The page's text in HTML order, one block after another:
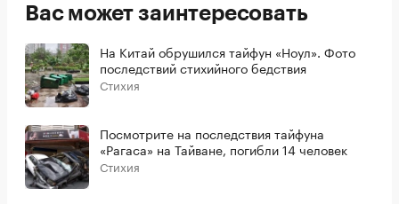
Вас может заинтересовать
На Китай обрушился тайфун «Ноул». Фото
последствий стихийного бедствия
Стихия
Посмотрите на последствия тайфуна
«Рагаса» на Тайване, погибли 14 человек
Стихия